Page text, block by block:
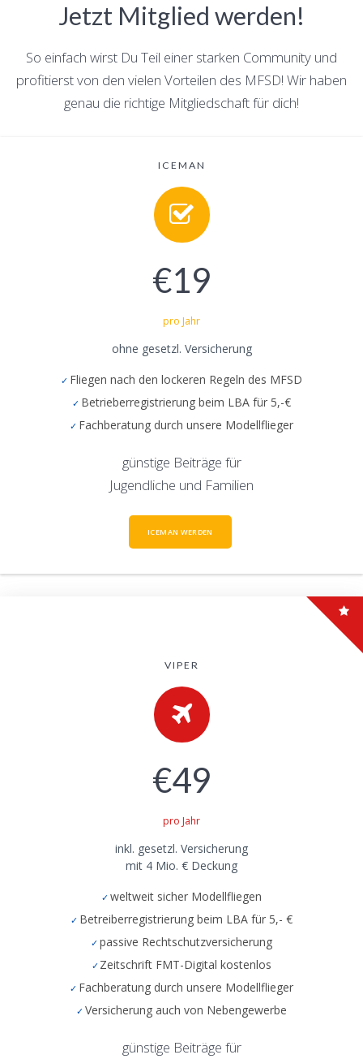
Jetzt Mitglied werden!
So einfach wirst Du Teil einer starken Community und
profitierst von den vielen Vorteilen des MFSD! Wir haben
genau die richtige Mitgliedschaft für dich!
ICEMAN
€19
pro Jahr
ohne gesetzl. Versicherung
Fliegen nach den lockeren Regeln des MFSD
Betrieberregistrierung beim LBA für 5,-€
Fachberatung durch unsere Modellflieger
günstige Beiträge für
Jugendliche und Familien
ICEMAN WERDEN
VIPER
€49
pro Jahr
inkl. gesetzl. Versicherung
mit 4 Mio. € Deckung
weltweit sicher Modellfliegen
Betreiberregistrierung beim LBA für 5,- €
passive Rechtschutzversicherung
Zeitschrift FMT-Digital kostenlos
Fachberatung durch unsere Modellflieger
Versicherung auch von Nebengewerbe
günstige Beiträge für